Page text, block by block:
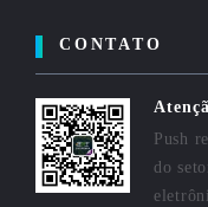
CONTATO
Push
do